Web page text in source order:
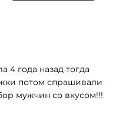
4 года назад тогда
потом спрашивали
мужчин со вкусом!!!